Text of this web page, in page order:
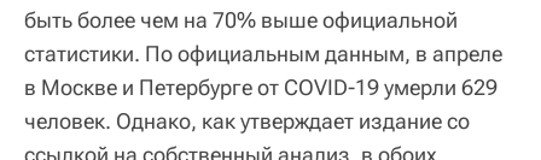
быть более чем на 70% выше официальной
статистики. По официальным данным, в апреле
в Москве и Петербурге от COVID-19 умерли 629
человек. Однако, как утверждает издание со
ссылкой на собственный анализ, в обоих